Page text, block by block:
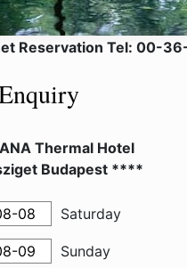
Reservation Tel: 00-
Thermal Hotel
Budapest ****
Saturday
Sunday